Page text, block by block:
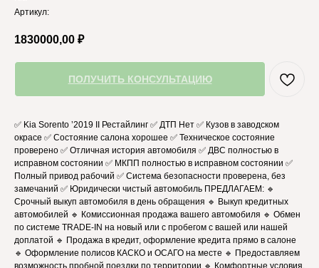
Артикул:
1830000,00 ₽
ПОЛУЧИТЬ КОНСУЛЬТАЦИЮ
✅ Kia Sorento ’2019 II Рестайлинг ✅ ДТП Нет ✅ Кузов в заводском
окрасе ✅ Состояние салона хорошее ✅ Техническое состояние
проверено ✅ Отличная история автомобиля ✅ ДВС полностью в
исправном состоянии ✅ MКПП полностью в исправном состоянии ✅
Полный привод рабочий ✅ Система безопасности проверена, без
замечаний ✅ Юридически чистый автомобиль ПРЕДЛАГАЕМ: 🔹
Срочный выкуп автомобиля в день обращения 🔹 Выкуп кредитных
автомобилей 🔹 Комиссионная продажа вашего автомобиля 🔹 Обмен
по системе TRADE-IN на новый или с пробегом с вашей или нашей
доплатой 🔹 Продажа в кредит, оформление кредита прямо в салоне
🔹 Оформление полисов КАСКО и ОСАГО на месте 🔹 Предоставляем